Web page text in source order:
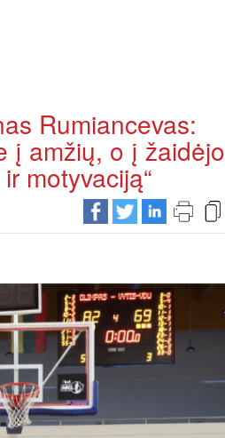
Rumiancevas:
į amžių, o į žaidėjo
motyvaciją“